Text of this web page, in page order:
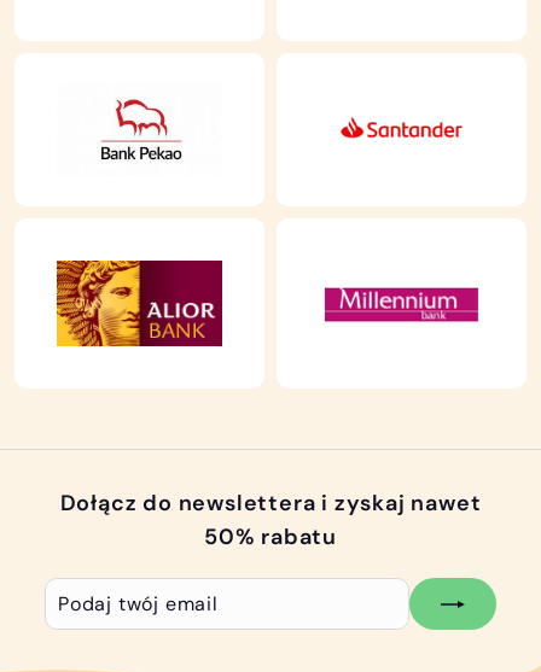
Dołącz do newslettera i zyskaj nawet
50% rabatu
Podaj
twój
Subskrybuj